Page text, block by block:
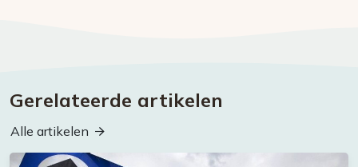
Gerelateerde artikelen
Alle artikelen